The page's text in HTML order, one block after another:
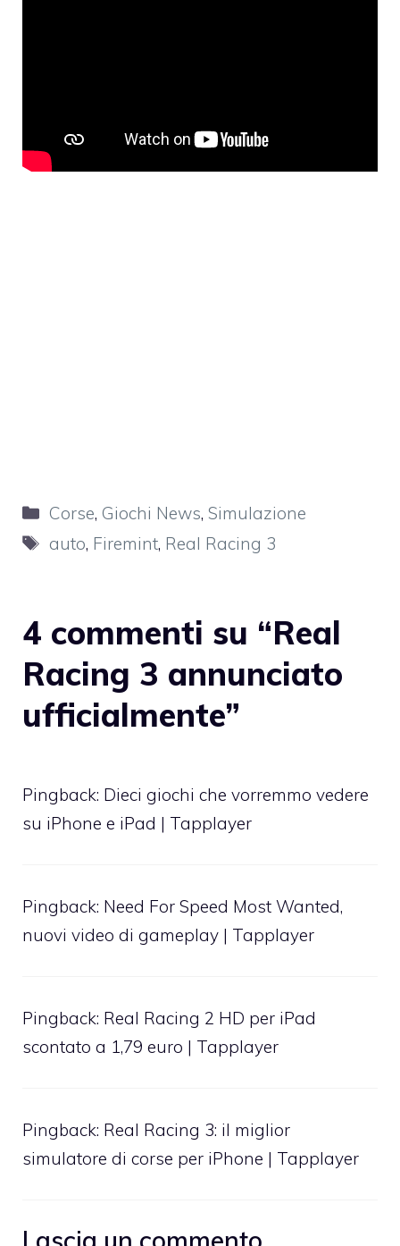
Categorie
Corse, Giochi News,Simulazione
Tag
auto, Firemint, Real Racing 3
4 commenti su “Real
Racing 3 annunciato
ufficialmente”
Pingback: Dieci giochi che vorremmo vedere
su iPhone e iPad | Tapplayer
Pingback: Need For Speed Most Wanted,
nuovi video di gameplay | Tapplayer
Pingback: Real Racing 2 HD per iPad
scontato a 1,79 euro | Tapplayer
Pingback: Real Racing 3: il miglior
simulatore di corse per iPhone | Tapplayer